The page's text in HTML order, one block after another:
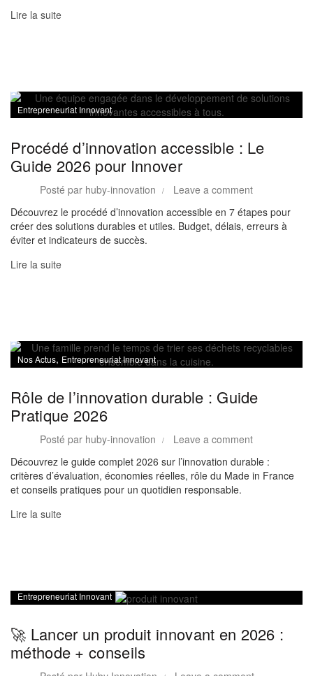
Lire la suite
Entrepreneuriat Innovant
Procédé d’innovation accessible : Le
Guide 2026 pour Innover
Posté par huby-innovation
Leave a comment
Découvrez le procédé d’innovation accessible en 7 étapes pour
créer des solutions durables et utiles. Budget, délais, erreurs à
éviter et indicateurs de succès.
Lire la suite
Nos Actus, Entrepreneuriat Innovant
Rôle de l’innovation durable : Guide
Pratique 2026
Posté par huby-innovation
Leave a comment
Découvrez le guide complet 2026 sur l’innovation durable :
critères d’évaluation, économies réelles, rôle du Made in France
et conseils pratiques pour un quotidien responsable.
Lire la suite
Entrepreneuriat Innovant
🚀 Lancer un produit innovant en 2026 :
méthode + conseils